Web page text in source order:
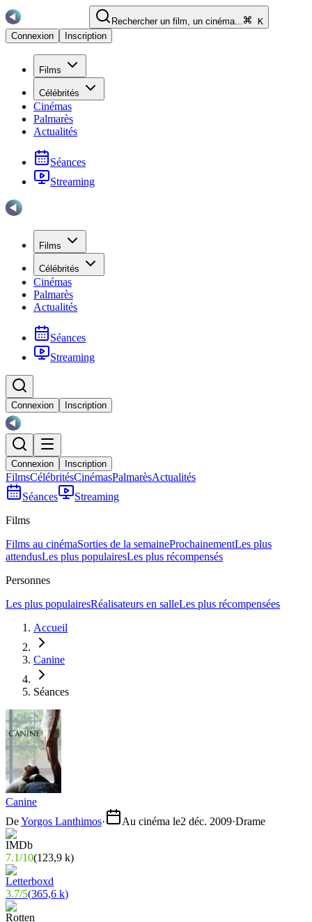
Rechercher un film, un cinéma...
K
Connexion
Inscription
Films
Célébrités
Cinémas
Palmarès
Actualités
Séances
Streaming
Films
Célébrités
Cinémas
Palmarès
Actualités
Séances
Streaming
Connexion Inscription
Connexion Inscription
FilmsCélébritésCinémasPalmarèsActualités
Séances
Streaming
Films
Films au cinémaSorties de la semaineProchainementLes plus
attendusLes plus populairesLes plus récompensés
Personnes
Les plus populairesRéalisateurs en salleLes plus récompensées
Accueil
Canine
Séances
Canine
DeYorgos Lanthimos· Au cinéma le2 déc. 2009·Drame
7.1/10(123,9 k)
3.7/5(365,6 k)